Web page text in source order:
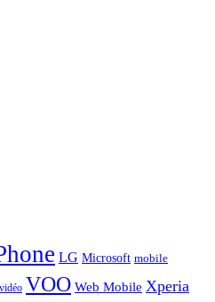
LG Microsoft mobile
vidéo VOO Web Mobile Xperia